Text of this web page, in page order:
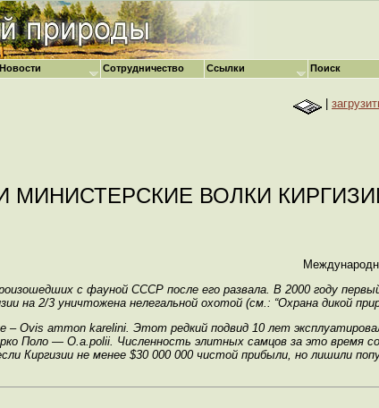
МИНИСТЕРСКИЕ ВОЛКИ
с фауной СССР после его развала. В 2000 году
на 2/3 уничтожена нелегальной охотой (см.: “Охрана дикой
Ovis ammon karelini. Этот редкий подвид 10 лет
Поло — О.а.рolii. Численность элитных самцов за это время
Киргизии не менее $30 000 000 чистой прибыли, но лишили
Новости Сотрудничество Ссылки Поиск